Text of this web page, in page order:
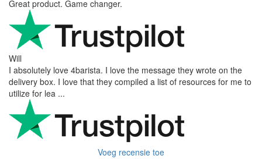
Great product. Game changer.
Will
I absolutely love 4barista. I love the message they wrote on the
delivery box. I love that they compiled a list of resources for me to
utilize for lea ...
Voeg recensie toe